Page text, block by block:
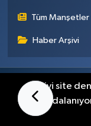
Tüm Manşetler
Haber Arşivi
Künye
En iyi site